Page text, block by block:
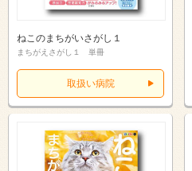
ねこのまちがいさがし１
まちがえさがし１ 単冊
取扱い病院